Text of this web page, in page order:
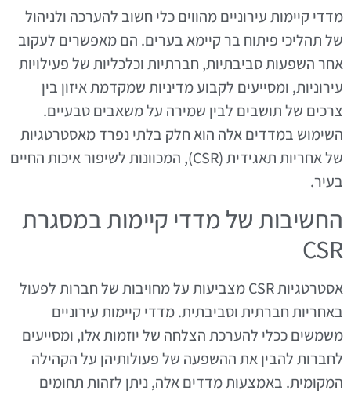
מדדי קיימות עירוניים מהווים כלי חשוב להערכה ולניהול
של תהליכי פיתוח בר קיימא בערים. הם מאפשרים לעקוב
אחר השפעות סביבתיות, חברתיות וכלכליות של פעילויות
עירוניות, ומסייעים לקבוע מדיניות שמקדמת איזון בין
צרכים של תושבים לבין שמירה על משאבים טבעיים.
השימוש במדדים אלה הוא חלק בלתי נפרד מאסטרטגיות
של אחריות תאגידית (CSR), המכוונות לשיפור איכות החיים
בעיר.
החשיבות של מדדי קיימות במסגרת
CSR
אסטרטגיות CSR מצביעות על מחויבות של חברות לפעול
באחריות חברתית וסביבתית. מדדי קיימות עירוניים
משמשים ככלי להערכת הצלחה של יוזמות אלו, ומסייעים
לחברות להבין את ההשפעה של פעולותיהן על הקהילה
המקומית. באמצעות מדדים אלה, ניתן לזהות תחומים